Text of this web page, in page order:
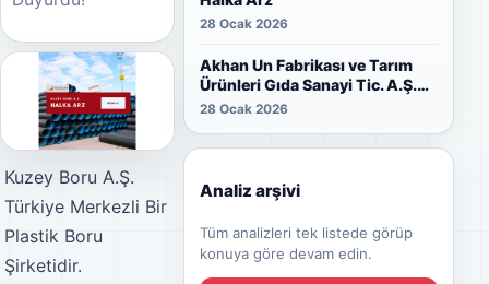
Kuzey Boru A.Ş.
Türkiye Merkezli Bir
Plastik Boru
Şirketidir.
28 Ocak 2026
Akhan Un Fabrikası ve Tarım
Ürünleri Gıda Sanayi Tic. A.Ş.
Halka Arz
28 Ocak 2026
Analiz arşivi
Tüm analizleri tek listede görüp
konuya göre devam edin.